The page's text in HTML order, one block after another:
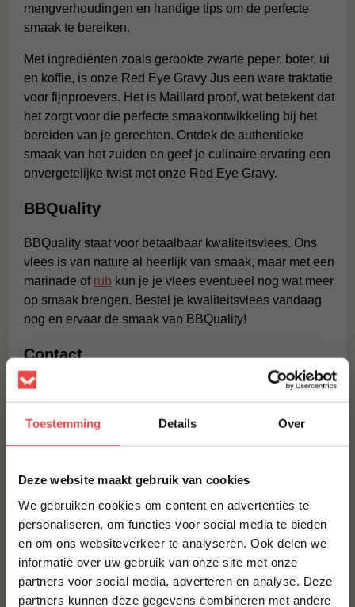
Toestemming Details Over
Deze website maakt gebruik van cookies
We gebruiken cookies om content en advertenties te
personaliseren, om functies voor social media te bieden
en om ons websiteverkeer te analyseren. Ook delen we
informatie over uw gebruik van onze site met onze
partners voor social media, adverteren en analyse. Deze
partners kunnen deze gegevens combineren met andere
mengverhoudingen en handige tips om de perfecte
smaak te bereiken.
Met ingrediënten zoals gerookte zwarte peper, boter, ui
en koffie, is onze Red Eye Gravy Jus een ware traktatie
voor fijnproevers. Het is Maillard proof, wat betekent dat
het zorgt voor die perfecte smaakontwikkeling bij het
bereiden van je gerechten. Ontdek de authentieke
smaak van het zuiden en geef je culinaire ervaring een
onvergetelijke twist met onze Red Eye Gravy.
BBQuality
BBQuality staat voor betaalbaar kwaliteitsvlees. Ons
vlees is van nature al heerlijk van smaak, maar met een
marinade of rub kun je je vlees eventueel nog wat meer
op smaak brengen. Bestel je kwaliteitsvlees vandaag
nog en ervaar de smaak van BBQuality!
Contact
Voor vragen of voor extra informatie kun je kijken bij
tussen? Stuur dan een berichtje via
WhatsApp, of stuur
een mailtje naar:info@bbquality.nl. We helpen je graag!
Recepten
Ingrediënten
Voedingswaarde
Veelgestelde vragen
MAAK JE NO RUBBISH RED EYE GRAVY JUS COMPLEET!
10% korting op je
eerste bestelling*
Schrijf je in voor onze nieuwsbrief en ontvang direct
10% korting op jouw eerste bestelling.